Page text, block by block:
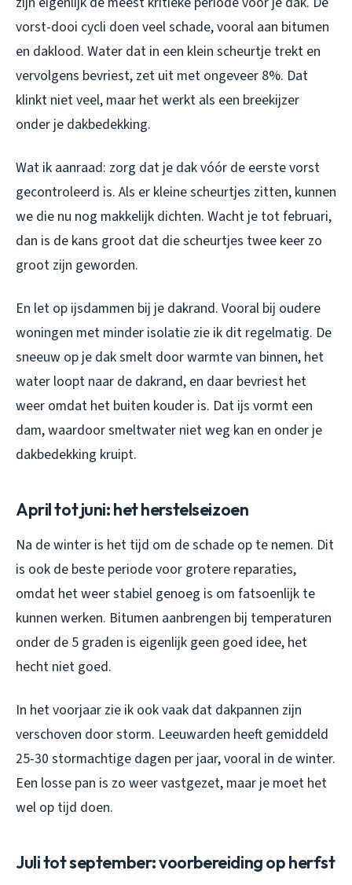
vorst-dooi cycli doen veel schade, vooral aan bitumen
en daklood. Water dat in een klein scheurtje trekt en
vervolgens bevriest, zet uit met ongeveer 8%. Dat
klinkt niet veel, maar het werkt als een breekijzer
onder je dakbedekking.
Wat ik aanraad: zorg dat je dak vóór de eerste vorst
gecontroleerd is. Als er kleine scheurtjes zitten, kunnen
we die nu nog makkelijk dichten. Wacht je tot februari,
dan is de kans groot dat die scheurtjes twee keer zo
groot zijn geworden.
En let op ijsdammen bij je dakrand. Vooral bij oudere
woningen met minder isolatie zie ik dit regelmatig. De
sneeuw op je dak smelt door warmte van binnen, het
water loopt naar de dakrand, en daar bevriest het
weer omdat het buiten kouder is. Dat ijs vormt een
dam, waardoor smeltwater niet weg kan en onder je
dakbedekking kruipt.
April tot juni: het herstelseizoen
Na de winter is het tijd om de schade op te nemen. Dit
is ook de beste periode voor grotere reparaties,
omdat het weer stabiel genoeg is om fatsoenlijk te
kunnen werken. Bitumen aanbrengen bij temperaturen
onder de 5 graden is eigenlijk geen goed idee, het
hecht niet goed.
In het voorjaar zie ik ook vaak dat dakpannen zijn
verschoven door storm. Leeuwarden heeft gemiddeld
25-30 stormachtige dagen per jaar, vooral in de winter.
Een losse pan is zo weer vastgezet, maar je moet het
wel op tijd doen.
Juli tot september: voorbereiding op herfst